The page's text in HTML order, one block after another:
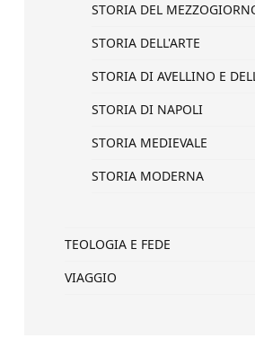
STORIA DEL
STORIA DELL'ARTE
STORIA DI AVELLINO E
STORIA DI NAPOLI
STORIA MEDIEVALE
STORIA MODERNA
TEOLOGIA E FEDE
VIAGGIO